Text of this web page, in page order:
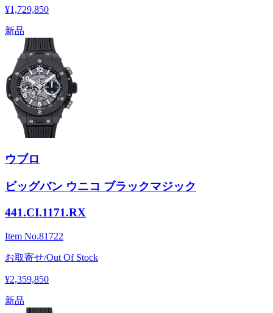
¥1,729,850
新品
ウブロ
ビッグバン ウニコ ブラックマジック
441.CI.1171.RX
Item No.81722
お取寄せ/Out Of Stock
¥2,359,850
新品